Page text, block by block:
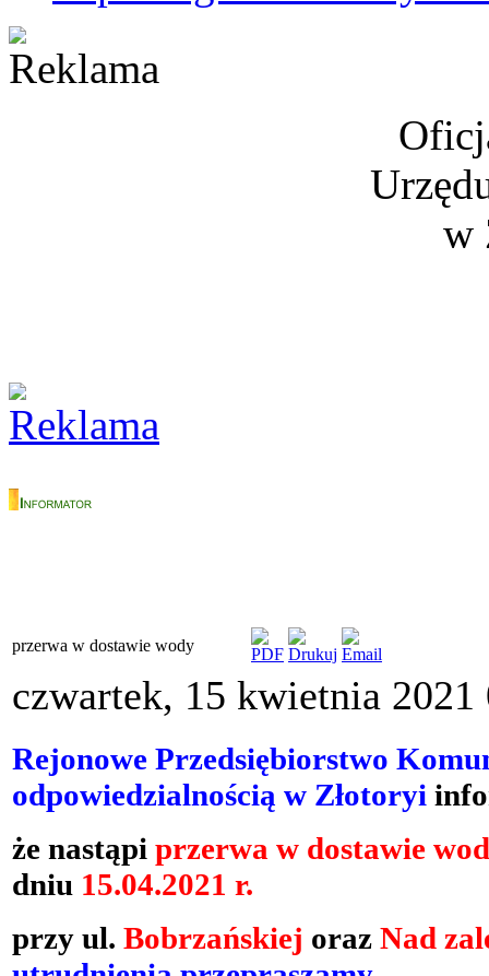
w
przerwa w dostawie wody
czwartek, 15 kwietnia 2021
Rejonowe Przedsiębiorstwo
odpowiedzialnością w Złotoryi
że nastąpi przerwa w dostawie
dniu 15.04.2021 r.
przy ul. Bobrzańskiej oraz Nad